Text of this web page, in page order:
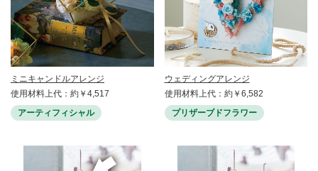
ミニキャンドルアレンジ
使用材料上代：約￥4,517
アーティフィシャル
ウェディングアレンジ
使用材料上代：約￥6,582
プリザーブドフラワー